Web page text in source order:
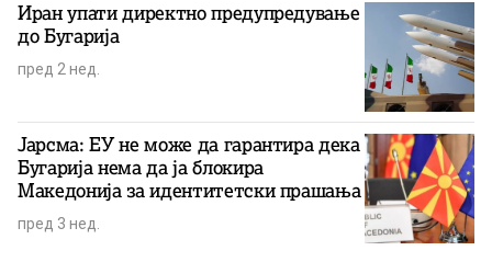
Иран упати директно предупредување
до Бугарија
пред 2 нед.
Јарсма: ЕУ не може да гарантира дека
Бугарија нема да ја блокира
Македонија за идентитетски прашања
пред 3 нед.